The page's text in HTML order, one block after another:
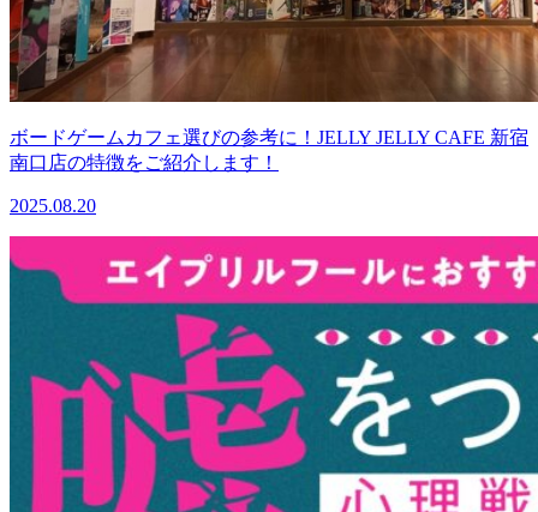
ボードゲームカフェ選びの参考に！JELLY JELLY CAFE 新宿
南口店の特徴をご紹介します！
2025.08.20